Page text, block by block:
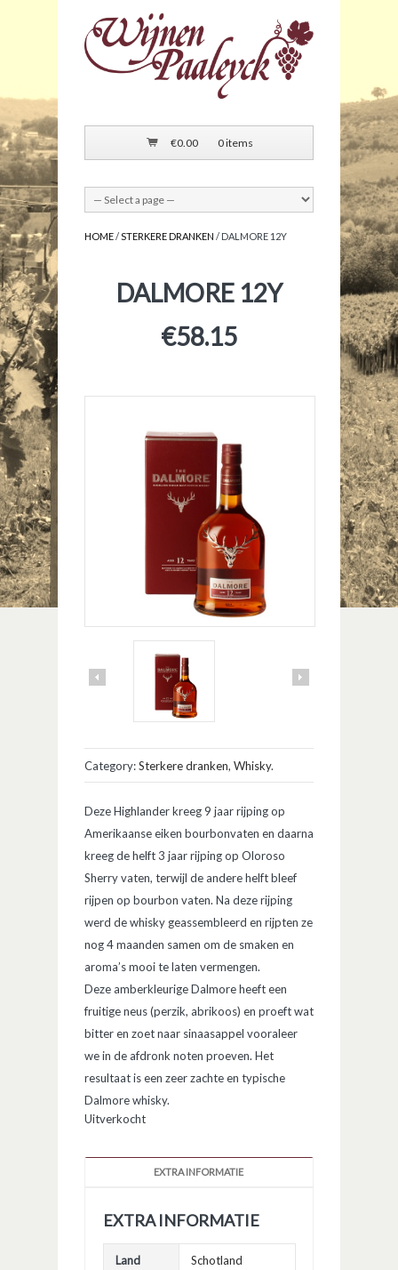
€0.00 0 items
HOME/STERKERE DRANKEN / DALMORE 12Y
DALMORE 12Y
€58.15
Category:Sterkere dranken, Whisky.
Deze Highlander kreeg 9 jaar rijping op
Amerikaanse eiken bourbonvaten en daarna
kreeg de helft 3 jaar rijping op Oloroso
Sherry vaten, terwijl de andere helft bleef
rijpen op bourbon vaten. Na deze rijping
werd de whisky geassembleerd en rijpten ze
nog 4 maanden samen om de smaken en
aroma’s mooi te laten vermengen.
Deze amberkleurige Dalmore heeft een
fruitige neus (perzik, abrikoos) en proeft wat
bitter en zoet naar sinaasappel vooraleer
we in de afdronk noten proeven. Het
resultaat is een zeer zachte en typische
Dalmore whisky.
Uitverkocht
EXTRA INFORMATIE
EXTRA INFORMATIE
Land Schotland